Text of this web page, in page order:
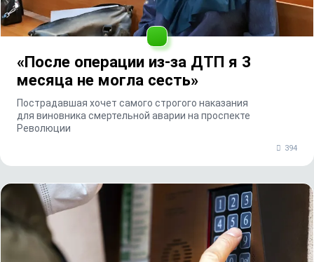
«После операции из-за ДТП я 3
месяца не могла сесть»
Пострадавшая хочет самого строгого наказания
для виновника смертельной аварии на проспекте
Революции
394